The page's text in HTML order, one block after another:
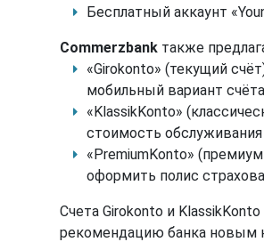
Бесплатный аккаунт
Commerzbank также
«Girokonto» (текущий
мобильный вариант
«KlassikKonto»
стоимость
«PremiumKonto»
оформить полис
Счета Girokonto и
рекомендацию банка новым